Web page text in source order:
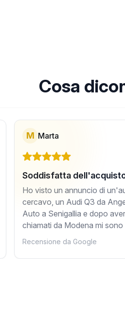
Cosa
M Marta
Soddisfatta
Ho visto un annuncio di
cercavo, un Audi Q3 da
Auto a Senigallia e dopo
chiamati da Modena mi sono
Recensione da Google